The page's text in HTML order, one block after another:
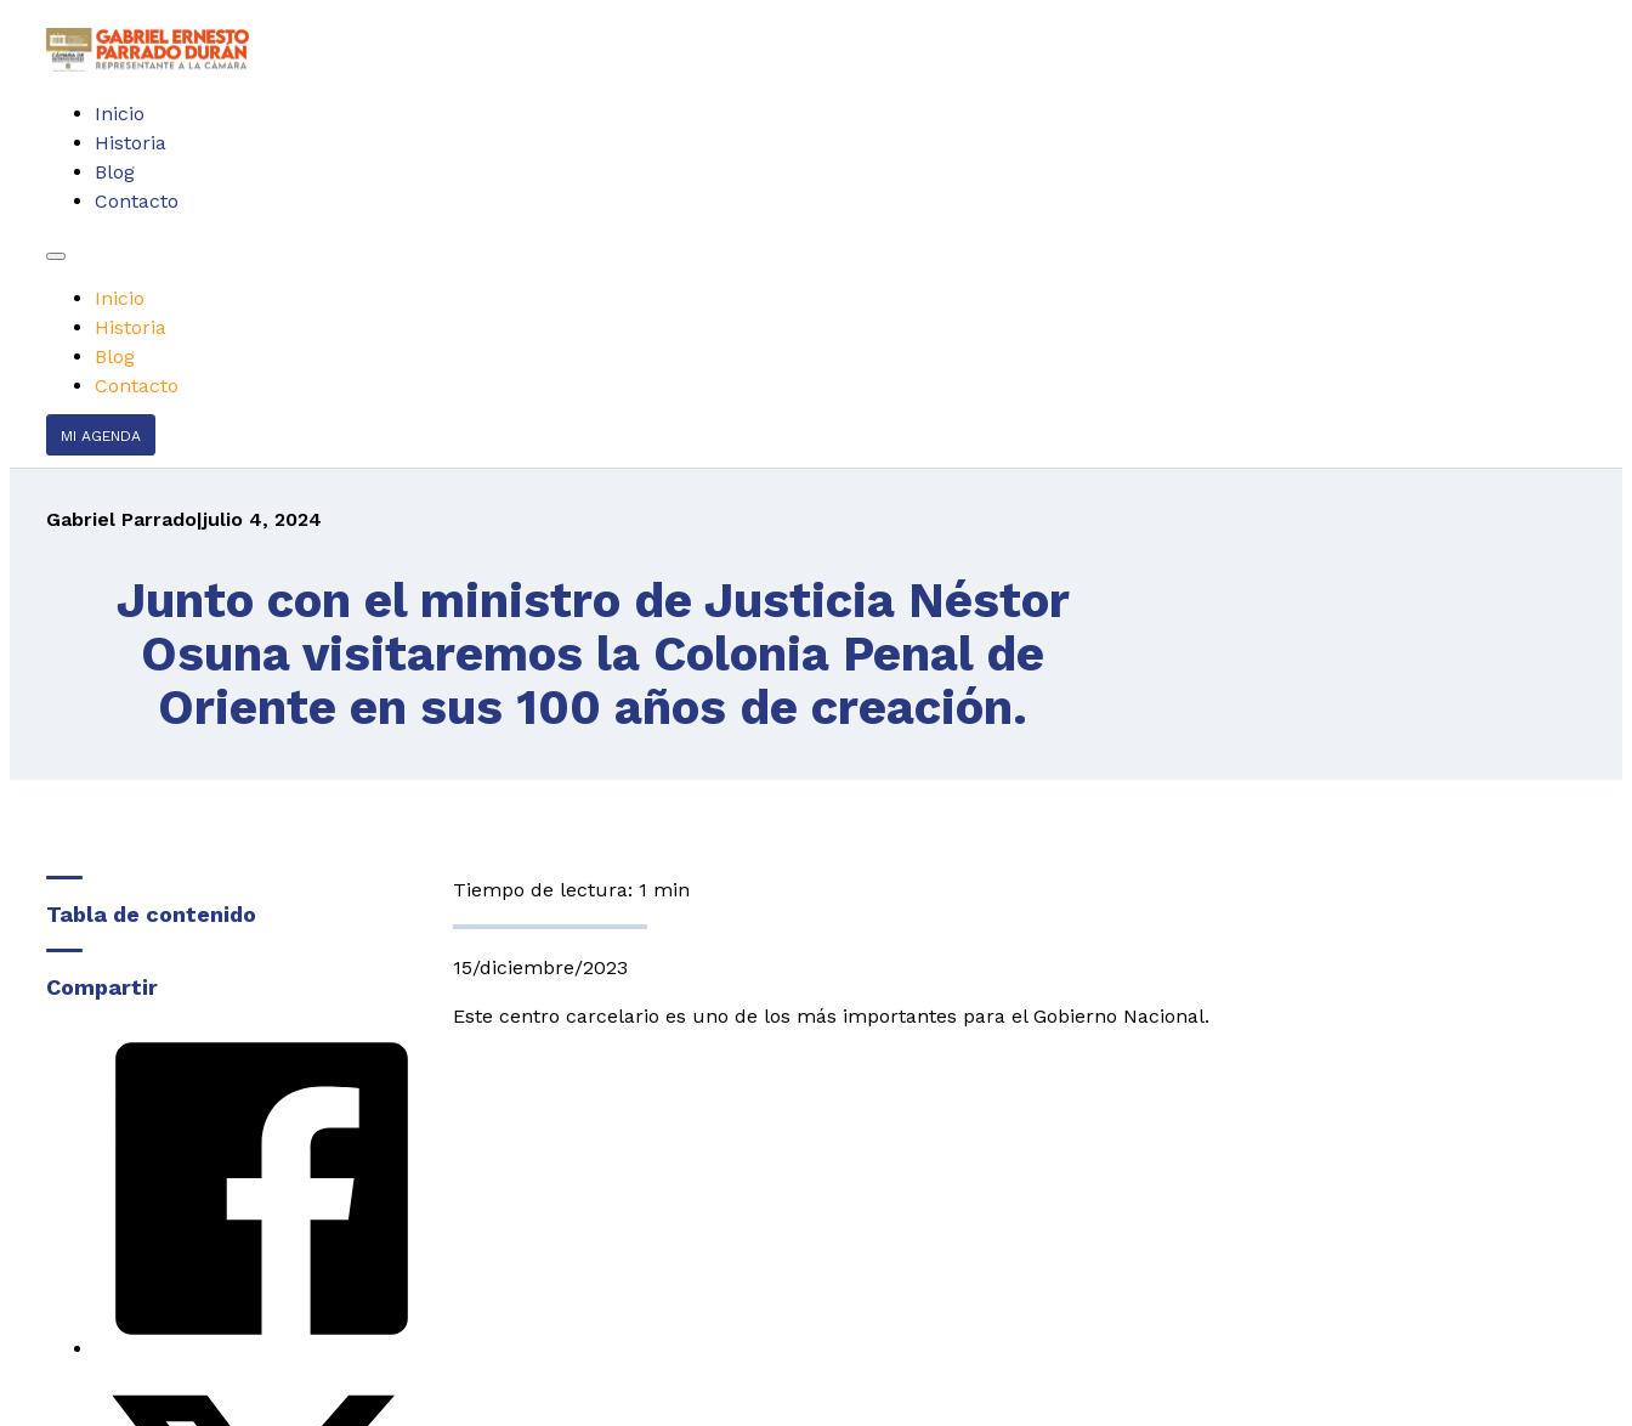
Inicio
Historia
Blog
Contacto
Inicio
Historia
Blog
Contacto
MI AGENDA
Gabriel Parrado|julio 4, 2024
Junto con el ministro de Justicia Néstor
Osuna visitaremos la Colonia Penal de
Oriente en sus 100 años de creación.
Tabla de contenido
Compartir
Tiempo de lectura: 1 min
15/diciembre/2023
Este centro carcelario es uno de los más importantes para el Gobierno Nacional.